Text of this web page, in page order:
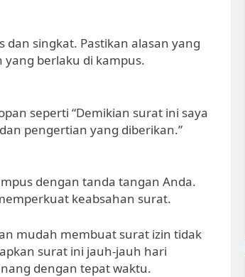
singkat. Pastikan alasan yang
berlaku di kampus.
seperti “Demikian surat ini saya
pengertian yang diberikan.”
dengan tanda tangan Anda.
keabsahan surat.
mudah membuat surat izin tidak
surat ini jauh-jauh hari
dengan tepat waktu.